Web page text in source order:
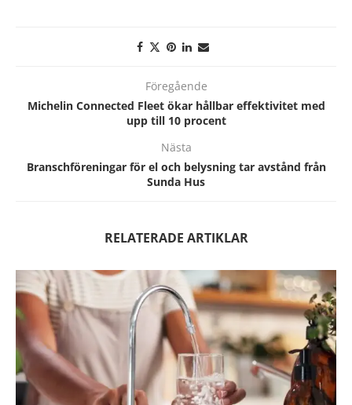
Föregående
Michelin Connected Fleet ökar hållbar effektivitet med
upp till 10 procent
Nästa
Branschföreningar för el och belysning tar avstånd från
Sunda Hus
RELATERADE ARTIKLAR